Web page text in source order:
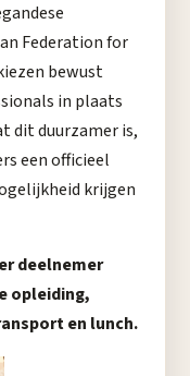
Federation for
bewust
in plaats
dit duurzamer is,
een officieel
krijgen
deelnemer
opleiding,
en lunch.